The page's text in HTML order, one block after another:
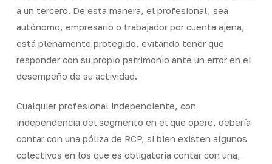
a un tercero. De esta manera, el profesional, sea
autónomo, empresario o trabajador por cuenta ajena,
está plenamente protegido, evitando tener que
responder con su propio patrimonio ante un error en el
desempeño de su actividad.
Cualquier profesional independiente, con
independencia del segmento en el que opere, debería
contar con una póliza de RCP, si bien existen algunos
colectivos en los que es obligatoria contar con una,